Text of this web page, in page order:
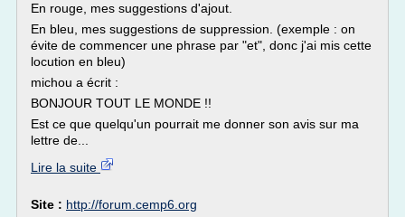
En rouge, mes suggestions d'ajout.
En bleu, mes suggestions de suppression. (exemple : on
évite de commencer une phrase par "et", donc j'ai mis cette
locution en bleu)
michou a écrit :
BONJOUR TOUT LE MONDE !!
Est ce que quelqu'un pourrait me donner son avis sur ma
lettre de...
Lire la suite
Site : http://forum.cemp6.org